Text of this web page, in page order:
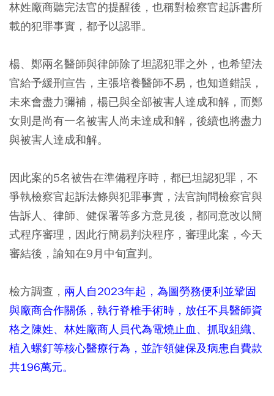
林姓廠商聽完法官的提醒後，也稱對檢察官起訴書所
載的犯罪事實，都予以認罪。
楊、鄭兩名醫師與律師除了坦認犯罪之外，也希望法
官給予緩刑宣告，主張培養醫師不易，也知道錯誤，
未來會盡力彌補，楊已與全部被害人達成和解，而鄭
女則是尚有一名被害人尚未達成和解，後續也將盡力
與被害人達成和解。
因此案的5名被告在準備程序時，都已坦認犯罪，不
爭執檢察官起訴法條與犯罪事實，法官詢問檢察官與
告訴人、律師、健保署等多方意見後，都同意改以簡
式程序審理，因此行簡易判決程序，審理此案，今天
審結後，諭知在9月中旬宣判。
檢方調查， 兩人自2023年起，為圖勞務便利並鞏固
與廠商合作關係，執行脊椎手術時，放任不具醫師資
格之陳姓、林姓廠商人員代為電燒止血、抓取組織、
植入螺釘等核心醫療行為，並詐領健保及病患自費款
共196萬元。